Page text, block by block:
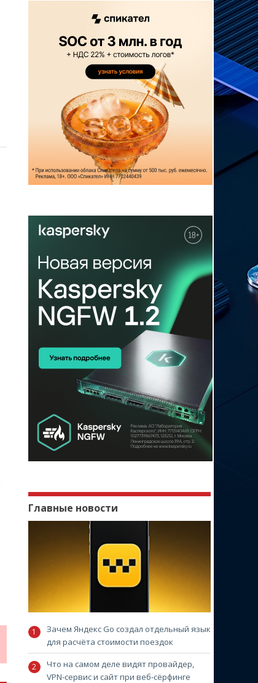
Главные новости
Зачем Яндекс Go создал отдельный язык
для расчёта стоимости поездок
Что на самом деле видят провайдер,
VPN-сервис и сайт при веб-сёрфинге